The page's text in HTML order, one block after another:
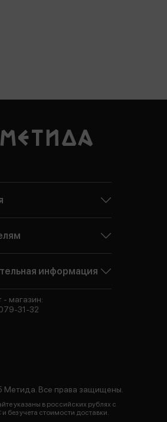
информация
Метида. Все права защищены.
указаны в российских рублях с
без учета стоимости доставки.
- магазин:
31-32